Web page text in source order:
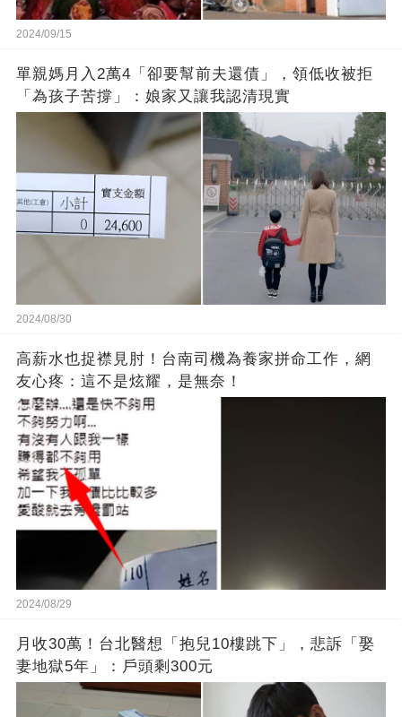
2024/09/15
單親媽月入2萬4「卻要幫前夫還債」，領低收被拒
「為孩子苦撐」：娘家又讓我認清現實
2024/08/30
高薪水也捉襟見肘！台南司機為養家拼命工作，網
友心疼：這不是炫耀，是無奈！
2024/08/29
月收30萬！台北醫想「抱兒10樓跳下」，悲訴「娶
妻地獄5年」：戶頭剩300元